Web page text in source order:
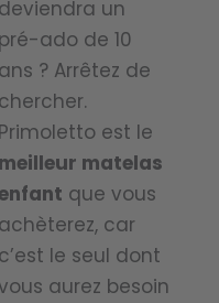
somm
eil de
qualité
supérie
ure au
quotidi
en.
ppante
pour
un
somm
eil des
plus
sereins
.
pour des nuits
saines et
sereines.
Régulation
Température :
Régulation
deviendra un
pré-ado de 10
ans ? Arrêtez de
chercher.
Primoletto est le
meilleur matelas
enfant que vous
achèterez, car
c’est le seul dont
aurez besoin